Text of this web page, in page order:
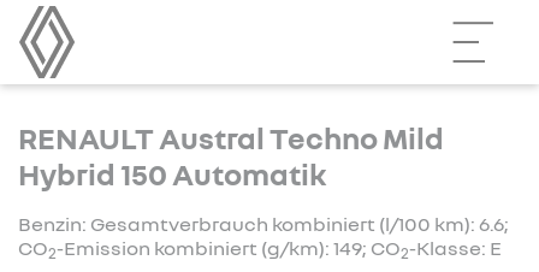
RENAULT Austral Techno Mild
Hybrid 150 Automatik
Benzin: Gesamtverbrauch kombiniert (l/100 km): 6.6;
CO2-Emission kombiniert (g/km): 149; CO2-Klasse: E